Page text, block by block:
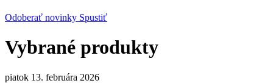
Odoberať novinky Spustiť
Vybrané produkty
piatok 13. februára 2026